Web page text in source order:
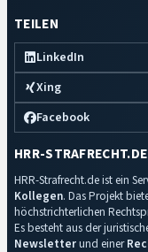
TEILEN
LinkedIn
Xing
Facebook
HRR-STRAFRECHT.DE
HRR-Strafrecht.de ist ein
Kollegen. Das Projekt
höchstrichterlichen
Es besteht aus der
Newsletterund einer